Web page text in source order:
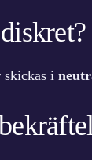
skickas i